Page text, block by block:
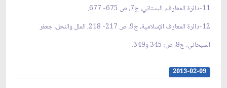
11-دائرة المعارف، البستاني، ج7، ص 675- 677.
12-دائرة المعارف الإسلامية، ج9، ص 217- 218. الملل والنحل، جعفر
السبحاني، ج‏8، ص: 345 و349.
2013-02-09